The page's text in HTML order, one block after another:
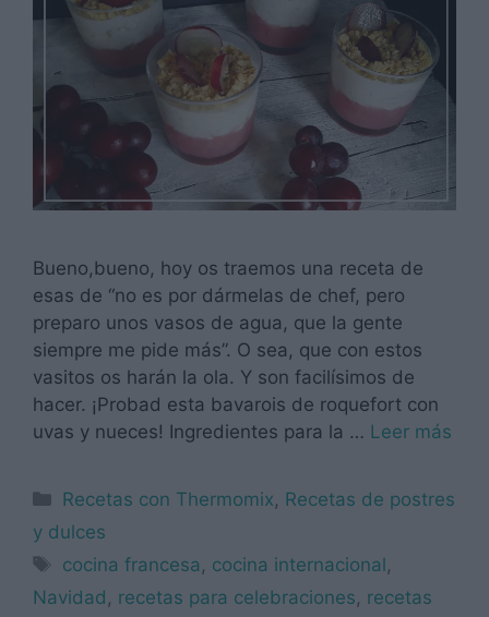
Bueno,bueno, hoy os traemos una receta de
esas de “no es por dármelas de chef, pero
preparo unos vasos de agua, que la gente
siempre me pide más”. O sea, que con estos
vasitos os harán la ola. Y son facilísimos de
hacer. ¡Probad esta bavarois de roquefort con
uvas y nueces! Ingredientes para la … Leer más
Categorías
Recetas con Thermomix, Recetas de postres
y dulces
Etiquetas
cocina francesa , cocina internacional,
Navidad , recetas para celebraciones, recetas